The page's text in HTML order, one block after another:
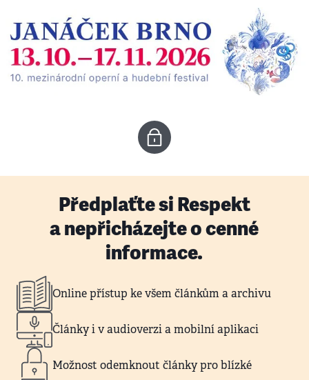
Předplaťte si Respekt
a nepřicházejte o cenné
informace.
Online přístup ke všem článkům a archivu
Články i v audioverzi a mobilní aplikaci
Možnost odemknout články pro blízké